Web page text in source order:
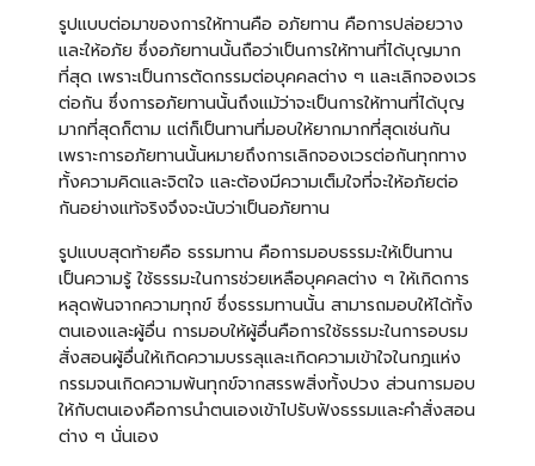
รูปแบบต่อมาของการให้ทานคือ อภัยทาน คือการปล่อยวาง
และให้อภัย ซึ่งอภัยทานนั้นถือว่าเป็นการให้ทานที่ได้บุญมาก
ที่สุด เพราะเป็นการตัดกรรมต่อบุคคลต่าง ๆ และเลิกจองเวร
ต่อกัน ซึ่งการอภัยทานนั้นถึงแม้ว่าจะเป็นการให้ทานที่ได้บุญ
มากที่สุดก็ตาม แต่ก็เป็นทานที่มอบให้ยากมากที่สุดเช่นกัน
เพราะการอภัยทานนั้นหมายถึงการเลิกจองเวรต่อกันทุกทาง
ทั้งความคิดและจิตใจ และต้องมีความเต็มใจที่จะให้อภัยต่อ
กันอย่างแท้จริงจึงจะนับว่าเป็นอภัยทาน
รูปแบบสุดท้ายคือ ธรรมทาน คือการมอบธรรมะให้เป็นทาน
เป็นความรู้ ใช้ธรรมะในการช่วยเหลือบุคคลต่าง ๆ ให้เกิดการ
หลุดพ้นจากความทุกข์ ซึ่งธรรมทานนั้น สามารถมอบให้ได้ทั้ง
ตนเองและผู้อื่น การมอบให้ผู้อื่นคือการใช้ธรรมะในการอบรม
สั่งสอนผู้อื่นให้เกิดความบรรลุและเกิดความเข้าใจในกฎแห่ง
กรรมจนเกิดความพ้นทุกข์จากสรรพสิ่งทั้งปวง ส่วนการมอบ
ให้กับตนเองคือการนำตนเองเข้าไปรับฟังธรรมและคำสั่งสอน
ต่าง ๆ นั่นเอง